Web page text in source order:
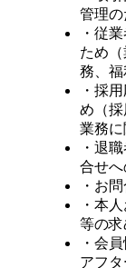
管理の
・従
ため
務、福
・採
め（
業務に
・退
合せ
・お
・本
等の
・会
アフ